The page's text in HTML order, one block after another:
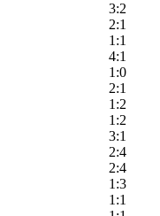
3:2
2:1
1:1
4:1
1:0
2:1
1:2
1:2
3:1
2:4
2:4
1:3
1:1